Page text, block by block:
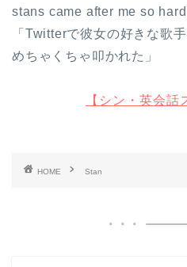
stans came after me so
「Twitterで彼女の好きな歌
めちゃくちゃ叩かれた」
【シン・英会話
HOME Stan